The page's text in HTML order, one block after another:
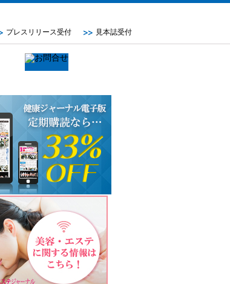
プレスリリース受付 見本誌受付